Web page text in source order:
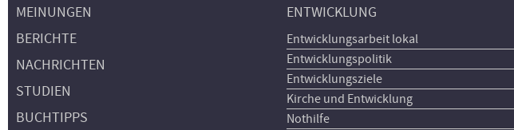
MEINUNGEN
BERICHTE
NACHRICHTEN
STUDIEN
BUCHTIPPS
ENTWICKLUNG
Entwicklungsarbeit lokal
Entwicklungspolitik
Entwicklungsziele
Kirche und Entwicklung
Nothilfe